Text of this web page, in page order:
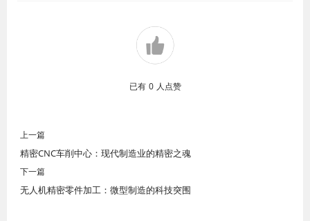
已有 0 人点赞
上一篇
精密CNC车削中心：现代制造业的精密之魂
下一篇
无人机精密零件加工：微型制造的科技突围